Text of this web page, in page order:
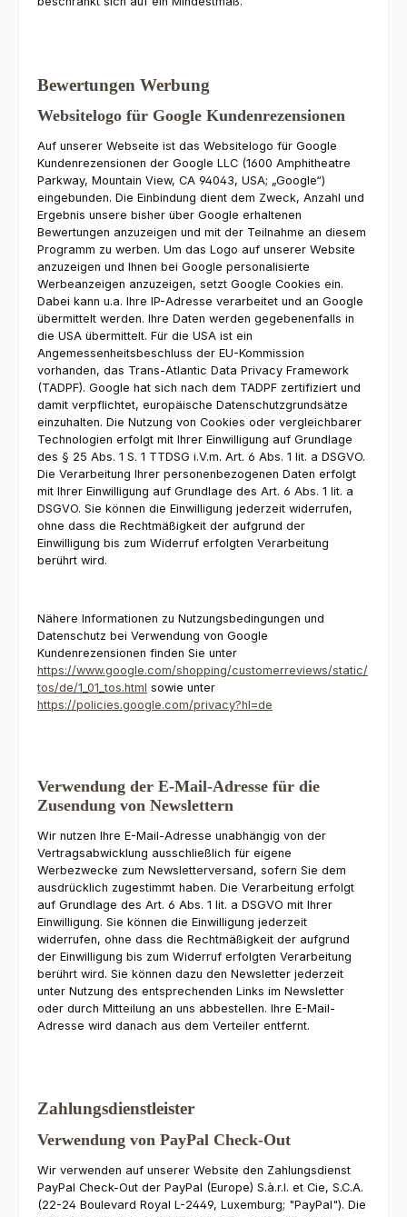
Bewertungen Werbung
Websitelogo für Google Kundenrezensionen
Auf unserer Webseite ist das Websitelogo für Google
Kundenrezensionen der Google LLC (1600 Amphitheatre
Parkway, Mountain View, CA 94043, USA; „Google“)
eingebunden. Die Einbindung dient dem Zweck, Anzahl und
Ergebnis unsere bisher über Google erhaltenen
Bewertungen anzuzeigen und mit der Teilnahme an diesem
Programm zu werben. Um das Logo auf unserer Website
anzuzeigen und Ihnen bei Google personalisierte
Werbeanzeigen anzuzeigen, setzt Google Cookies ein.
Dabei kann u.a. Ihre IP-Adresse verarbeitet und an Google
übermittelt werden. Ihre Daten werden gegebenenfalls in
die USA übermittelt. Für die USA ist ein
Angemessenheitsbeschluss der EU-Kommission
vorhanden, das Trans-Atlantic Data Privacy Framework
(TADPF). Google hat sich nach dem TADPF zertifiziert und
damit verpflichtet, europäische Datenschutzgrundsätze
einzuhalten. Die Nutzung von Cookies oder vergleichbarer
Technologien erfolgt mit Ihrer Einwilligung auf Grundlage
des § 25 Abs. 1 S. 1 TTDSG i.V.m. Art. 6 Abs. 1 lit. a DSGVO.
Die Verarbeitung Ihrer personenbezogenen Daten erfolgt
mit Ihrer Einwilligung auf Grundlage des Art. 6 Abs. 1 lit. a
DSGVO. Sie können die Einwilligung jederzeit widerrufen,
ohne dass die Rechtmäßigkeit der aufgrund der
Einwilligung bis zum Widerruf erfolgten Verarbeitung
berührt wird.
Nähere Informationen zu Nutzungsbedingungen und
Datenschutz bei Verwendung von Google
Kundenrezensionen finden Sie unter
https://www.google.com/shopping/customerreviews/static/
tos/de/1_01_tos.html sowie unter
https://policies.google.com/privacy?hl=de
Verwendung der E-Mail-Adresse für die
Zusendung von Newslettern
Wir nutzen Ihre E-Mail-Adresse unabhängig von der
Vertragsabwicklung ausschließlich für eigene
Werbezwecke zum Newsletterversand, sofern Sie dem
ausdrücklich zugestimmt haben. Die Verarbeitung erfolgt
auf Grundlage des Art. 6 Abs. 1 lit. a DSGVO mit Ihrer
Einwilligung. Sie können die Einwilligung jederzeit
widerrufen, ohne dass die Rechtmäßigkeit der aufgrund
der Einwilligung bis zum Widerruf erfolgten Verarbeitung
berührt wird. Sie können dazu den Newsletter jederzeit
unter Nutzung des entsprechenden Links im Newsletter
oder durch Mitteilung an uns abbestellen. Ihre E-Mail-
Adresse wird danach aus dem Verteiler entfernt.
Zahlungsdienstleister
Verwendung von PayPal Check-Out
Wir verwenden auf unserer Website den Zahlungsdienst
PayPal Check-Out der PayPal (Europe) S.à.r.l. et Cie, S.C.A.
(22-24 Boulevard Royal L-2449, Luxemburg; "PayPal"). Die